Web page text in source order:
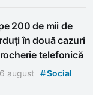
200 de mii de
în două cazuri
telefonică
august #Social